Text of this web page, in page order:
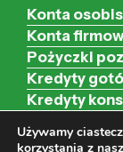
Konta
Konta
Pożyczki
Kredyty
Kredyty
Kredyty
Używamy
korzystania z